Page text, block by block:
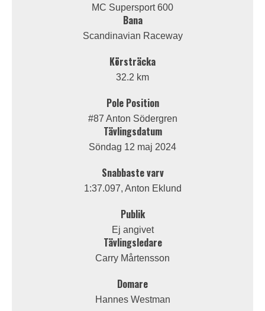
MC Supersport 600
Bana
Scandinavian Raceway
Körsträcka
32.2 km
Pole Position
#87 Anton Södergren
Tävlingsdatum
Söndag 12 maj 2024
Snabbaste varv
1:37.097, Anton Eklund
Publik
Ej angivet
Tävlingsledare
Carry Mårtensson
Domare
Hannes Westman